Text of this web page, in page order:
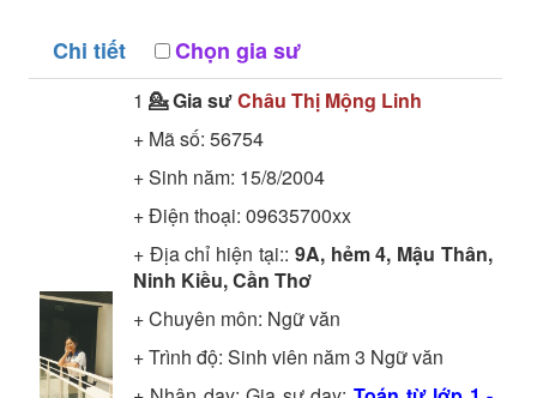
Chi tiết Chọn gia sư
1 💁 Gia sưChâu Thị Mộng Linh
+ Mã số: 56754
+ Sinh năm: 15/8/2004
+ Điện thoại: 09635700xx
+ Địa chỉ hiện tại:: 9A, hẻm 4, Mậu Thân,
Ninh Kiều, Cần Thơ
+ Chuyên môn: Ngữ văn
+ Trình độ: Sinh viên năm 3 Ngữ văn